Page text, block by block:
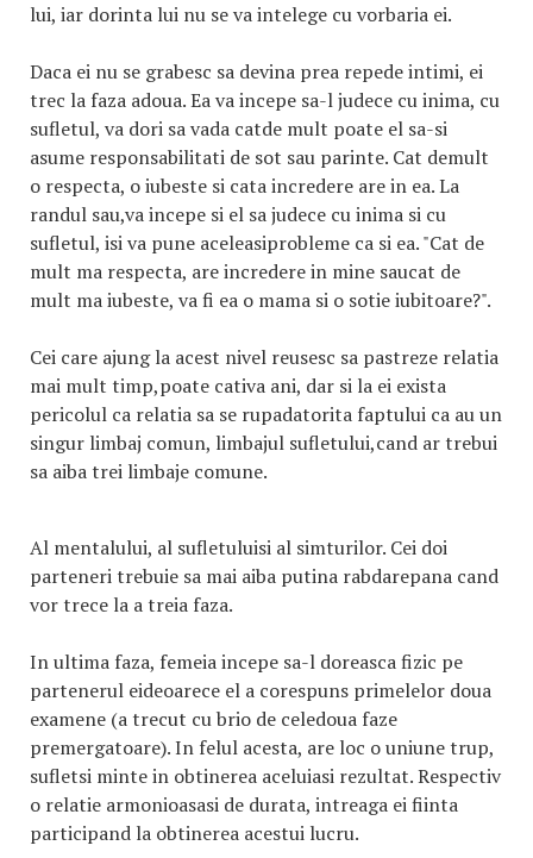
lui, iar dorinta lui nu se va intelege cu vorbaria ei.
Daca ei nu se grabesc sa devina prea repede intimi, ei
trec la faza adoua. Ea va incepe sa-l judece cu inima, cu
sufletul, va dori sa vada catde mult poate el sa-si
asume responsabilitati de sot sau parinte. Cat demult
o respecta, o iubeste si cata incredere are in ea. La
randul sau,va incepe si el sa judece cu inima si cu
sufletul, isi va pune aceleasiprobleme ca si ea. "Cat de
mult ma respecta, are incredere in mine saucat de
mult ma iubeste, va fi ea o mama si o sotie iubitoare?".
Cei care ajung la acest nivel reusesc sa pastreze relatia
mai mult timp,poate cativa ani, dar si la ei exista
pericolul ca relatia sa se rupadatorita faptului ca au un
singur limbaj comun, limbajul sufletului,cand ar trebui
sa aiba trei limbaje comune.
Al mentalului, al sufletuluisi al simturilor. Cei doi
parteneri trebuie sa mai aiba putina rabdarepana cand
vor trece la a treia faza.
In ultima faza, femeia incepe sa-l doreasca fizic pe
partenerul eideoarece el a corespuns primelelor doua
examene (a trecut cu brio de celedoua faze
premergatoare). In felul acesta, are loc o uniune trup,
sufletsi minte in obtinerea aceluiasi rezultat. Respectiv
o relatie armonioasasi de durata, intreaga ei fiinta
participand la obtinerea acestui lucru.